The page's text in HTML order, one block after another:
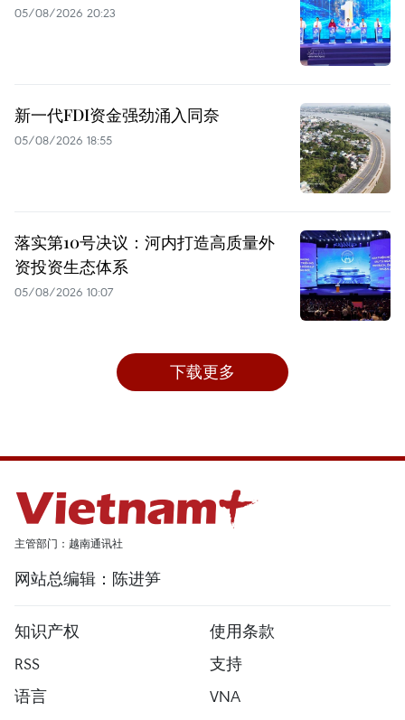
05/08/2026 20:23
新一代FDI资金强劲涌入同奈
05/08/2026 18:55
落实第10号决议：河内打造高质量外
资投资生态体系
05/08/2026 10:07
下载更多
主管部门：越南通讯社
网站总编辑：陈进笋
知识产权
使用条款
RSS
支持
语言
VNA